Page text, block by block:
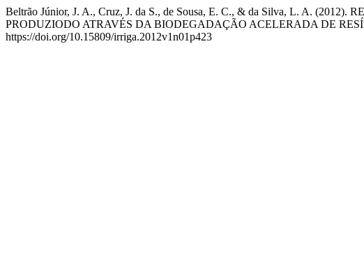
Beltrão Júnior, J. A., Cruz, J. da S., de Sousa, E. C., & da Silva, L. A.
PRODUZIODO ATRAVÉS DA BIODEGADAÇÃO ACELERADA DE
https://doi.org/10.15809/irriga.2012v1n01p423